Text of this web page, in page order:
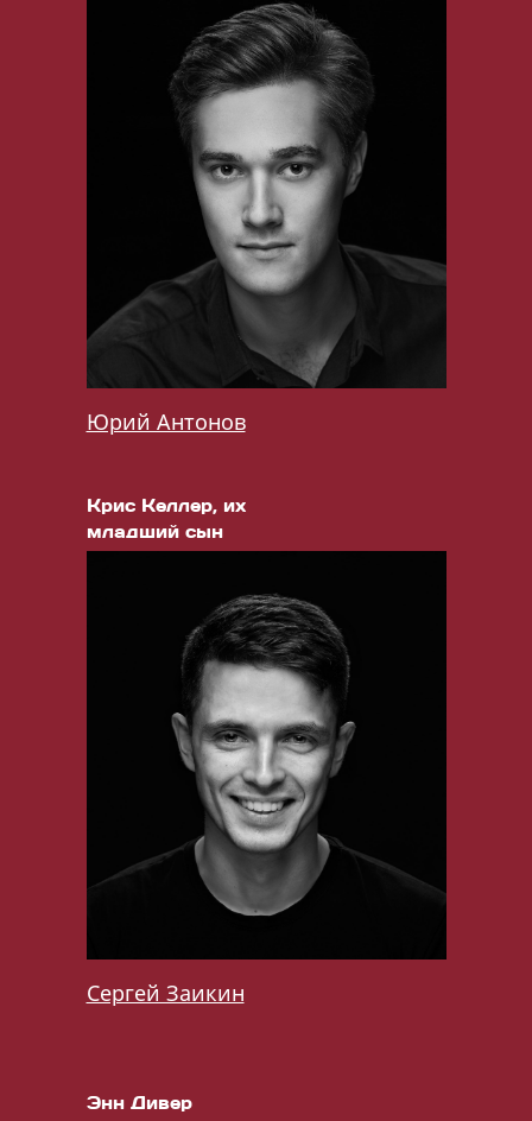
Юрий Антонов
Крис Келлер, их
младший сын
Сергей Заикин
Энн Дивер